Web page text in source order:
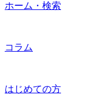
ホーム・検索
コラム
はじめての方